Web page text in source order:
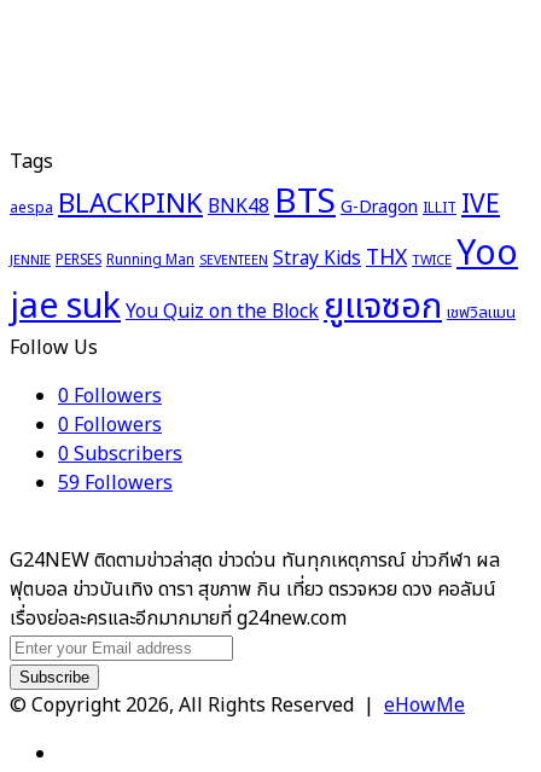
Tags
aespa BLACKPINK BNK48 BTSG-Dragon ILLIT IVE
JENNIE PERSES Running Man SEVENTEEN Stray Kids THX TWICE Yoo
jae sukYou Quiz on the Blockยูแจซอก เชฟวิลแมน
Follow Us
0 Followers
0 Followers
0Subscribers
59 Followers
G24NEW ติดตามข่าวล่าสุด ข่าวด่วน ทันทุกเหตุการณ์ ข่าวกีฬา ผล
ฟุตบอล ข่าวบันเทิง ดารา สุขภาพ กิน เที่ยว ตรวจหวย ดวง คอลัมน์
เรื่องย่อละครและอีกมากมายที่ g24new.com
Enter
your
Email
© Copyright 2026, All Rights Reserved | eHowMe